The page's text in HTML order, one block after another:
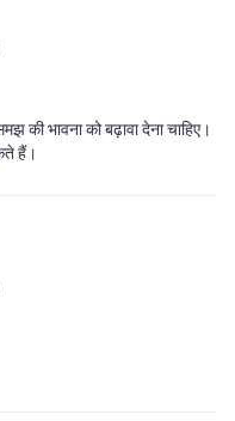
भावना को बढ़ावा देना चाहिए।
हैं।